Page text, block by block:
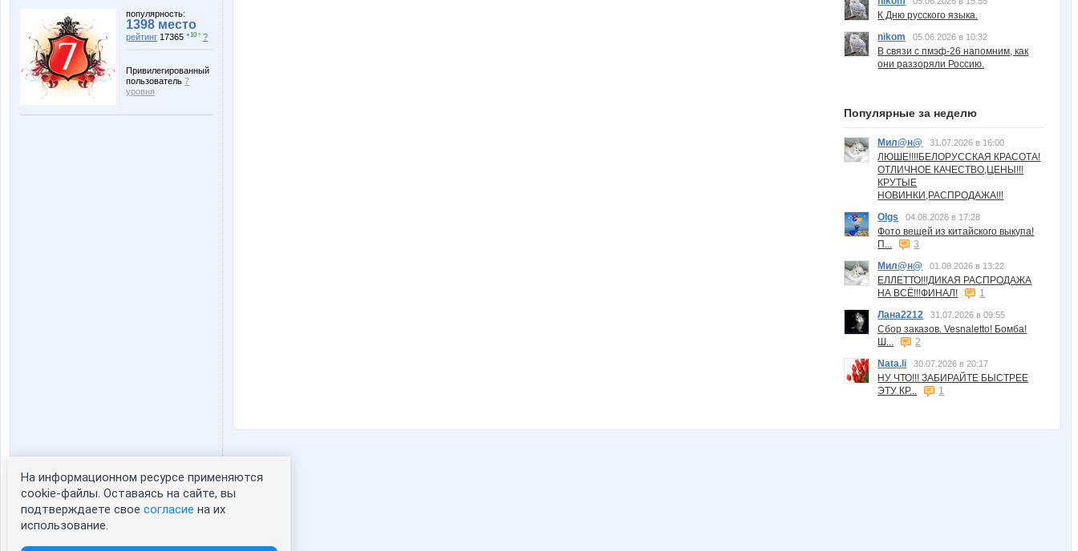
популярность:
1398 место
рейтинг 17365 +10 ↑ ?
Привилегированный
пользователь 7
уровня
Статистика портрета:
сейчас просматривают портрет - 0
зарегистрированные пользователи
К Дню русского языка.
nikom
05.06.2026 в 10:32
В связи с пмэф-26 напомним, как
они раззоряли Россию.
Популярные за неделю
Мил@н@ 31.07.2026 в 16:00
ЛЮШЕ!!!!БЕЛОРУССКАЯ КРАСОТА!
ОТЛИЧНОЕ КАЧЕСТВО,ЦЕНЫ!!!
КРУТЫЕ
НОВИНКИ,РАСПРОДАЖА!!!
Olgs
04.08.2026 в 17:28
Фото вещей из китайского выкупа!
П...
3
Мил@н@
01.08.2026 в 13:22
ЕЛЛЕТТО!!!ДИКАЯ РАСПРОДАЖА
НА ВСЁ!!!ФИНАЛ!
1
Лана2212
31.07.2026 в 09:55
Сбор заказов. Vesnaletto! Бомба!
Ш...
2
Nata.li
30.07.2026 в 20:17
НУ ЧТО!!! ЗАБИРАЙТЕ БЫСТРЕЕ
ЭТУ КР...
1
На информационном ресурсе применяются
cookie-файлы. Оставаясь на сайте, вы
подтверждаете свое согласие на их
использование.